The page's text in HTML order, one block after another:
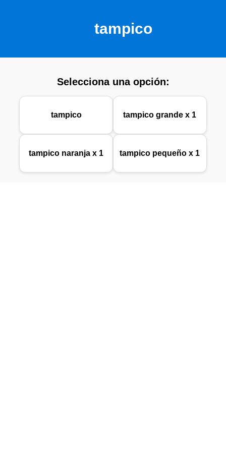
tampico
Selecciona una opción:
tampico tampico grande x 1
tampico naranja x 1 tampico pequeño x 1